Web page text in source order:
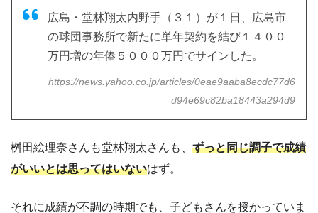
広島・堂林翔太内野手（３１）が１日、広島市
の球団事務所で新たに単年契約を結び１４００
万円増の年俸５０００万円でサインした。
https://news.yahoo.co.jp/articles/0eae9aaba8ecdc77d6
d94e69c82ba18443a294d9
桝田絵理奈さんも堂林翔太さんも、 ずっと同じ調子で成績
がいいとは思ってはいないはず。
それに成績が不調の時期でも、子どもさんを授かっていま